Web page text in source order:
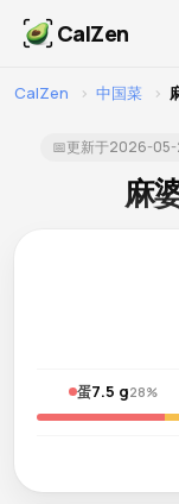
CalZen
CalZen › 中国菜 ›
📅更新于2026-05-
麻
蛋7.5 g28%